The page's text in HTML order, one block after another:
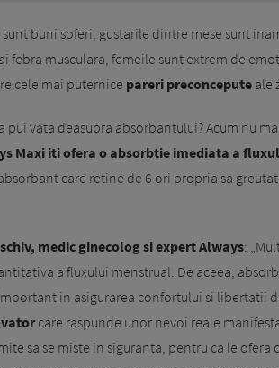
buni soferi, gustarile dintre mese sunt
febra musculara, femeile sunt extrem de
cele mai puternice pareri preconcepute ale
pui vata deasupra absorbantului? Acum nu
Maxi iti ofera o absorbtie imediata a
care retine de 6 ori propria sa
medic ginecolog si expert Always:
a fluxului menstrual. De aceea,
in asigurarea confortului si libertatii
care raspunde unor nevoi reale
sa se miste in siguranta, pentru ca le